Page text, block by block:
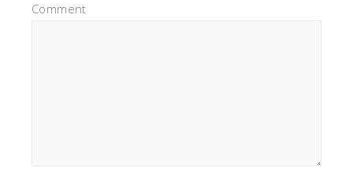
Comment